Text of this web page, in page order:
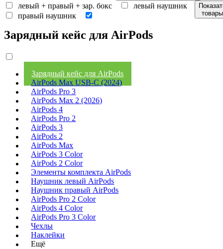
левый + правый + зар. бокс
левый наушник
правый наушник
товары
Зарядный кейс для AirPods
Зарядный кейс для AirPods
AirPods Max USB-C (2024)
AirPods Pro 3
AirPods Max 2 (2026)
AirPods 4
AirPods Pro 2
AirPods 3
AirPods 2
AirPods Max
AirPods 3 Color
AirPods 2 Color
Элементы комплекта AirPods
Наушник левый AirPods
Наушник правый AirPods
AirPods Pro 2 Color
AirPods 4 Color
AirPods Pro 3 Color
Чехлы
Наклейки
Ещё